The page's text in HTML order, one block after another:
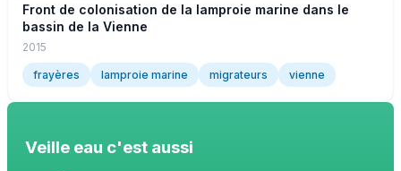
Front de colonisation de la lamproie marine dans le
bassin de la Vienne
2015
frayères lamproie marine migrateurs vienne
Veille eau c'est aussi